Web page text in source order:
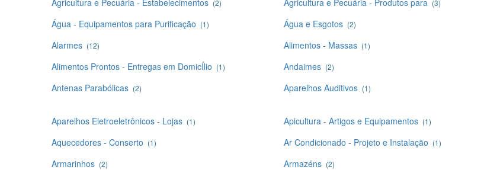
Agricultura e Pecuária - Estabelecimentos (2) Agricultura e Pecuária - Produtos para (3)
Água - Equipamentos para Purificação (1) Água e Esgotos (2)
Alarmes (12) Alimentos - Massas (1)
Alimentos Prontos - Entregas em DomicÍlio (1) Andaimes (2)
Antenas Parabólicas (2) Aparelhos Auditivos (1)
Aparelhos Eletroeletrônicos - Lojas (1) Apicultura - Artigos e Equipamentos (1)
Aquecedores - Conserto (1) Ar Condicionado - Projeto e Instalação (1)
Armarinhos (2) Armazéns (2)